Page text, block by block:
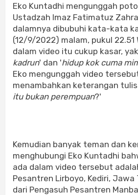
Eko Kuntadhi mengunggah
Ustadzah Imaz Fatimatuz
dalamnya dibubuhi kata-kata
(12/9/2022) malam, pukul 22.51
dalam video itu cukup kasar,
kadrun' dan 'hidup kok cuma
Eko mengunggah video
menambahkan keterangan
itu bukan perempuan?'
Kemudian banyak teman dan
menghubungi Eko Kuntadhi
ada dalam video tersebut
Pesantren Lirboyo, Kediri,
dari Pengasuh Pesantren